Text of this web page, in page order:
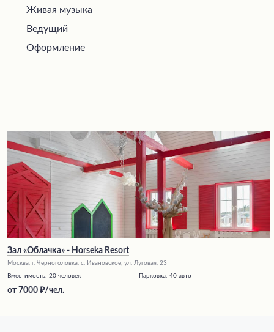
Живая музыка
Ведущий
Оформление
Зал «Облачка» - Horseka Resort
Москва, г. Черноголовка, с. Ивановское, ул. Луговая, 23
Вместимость: 20 человек Парковка: 40 авто
от 7000 /чел.